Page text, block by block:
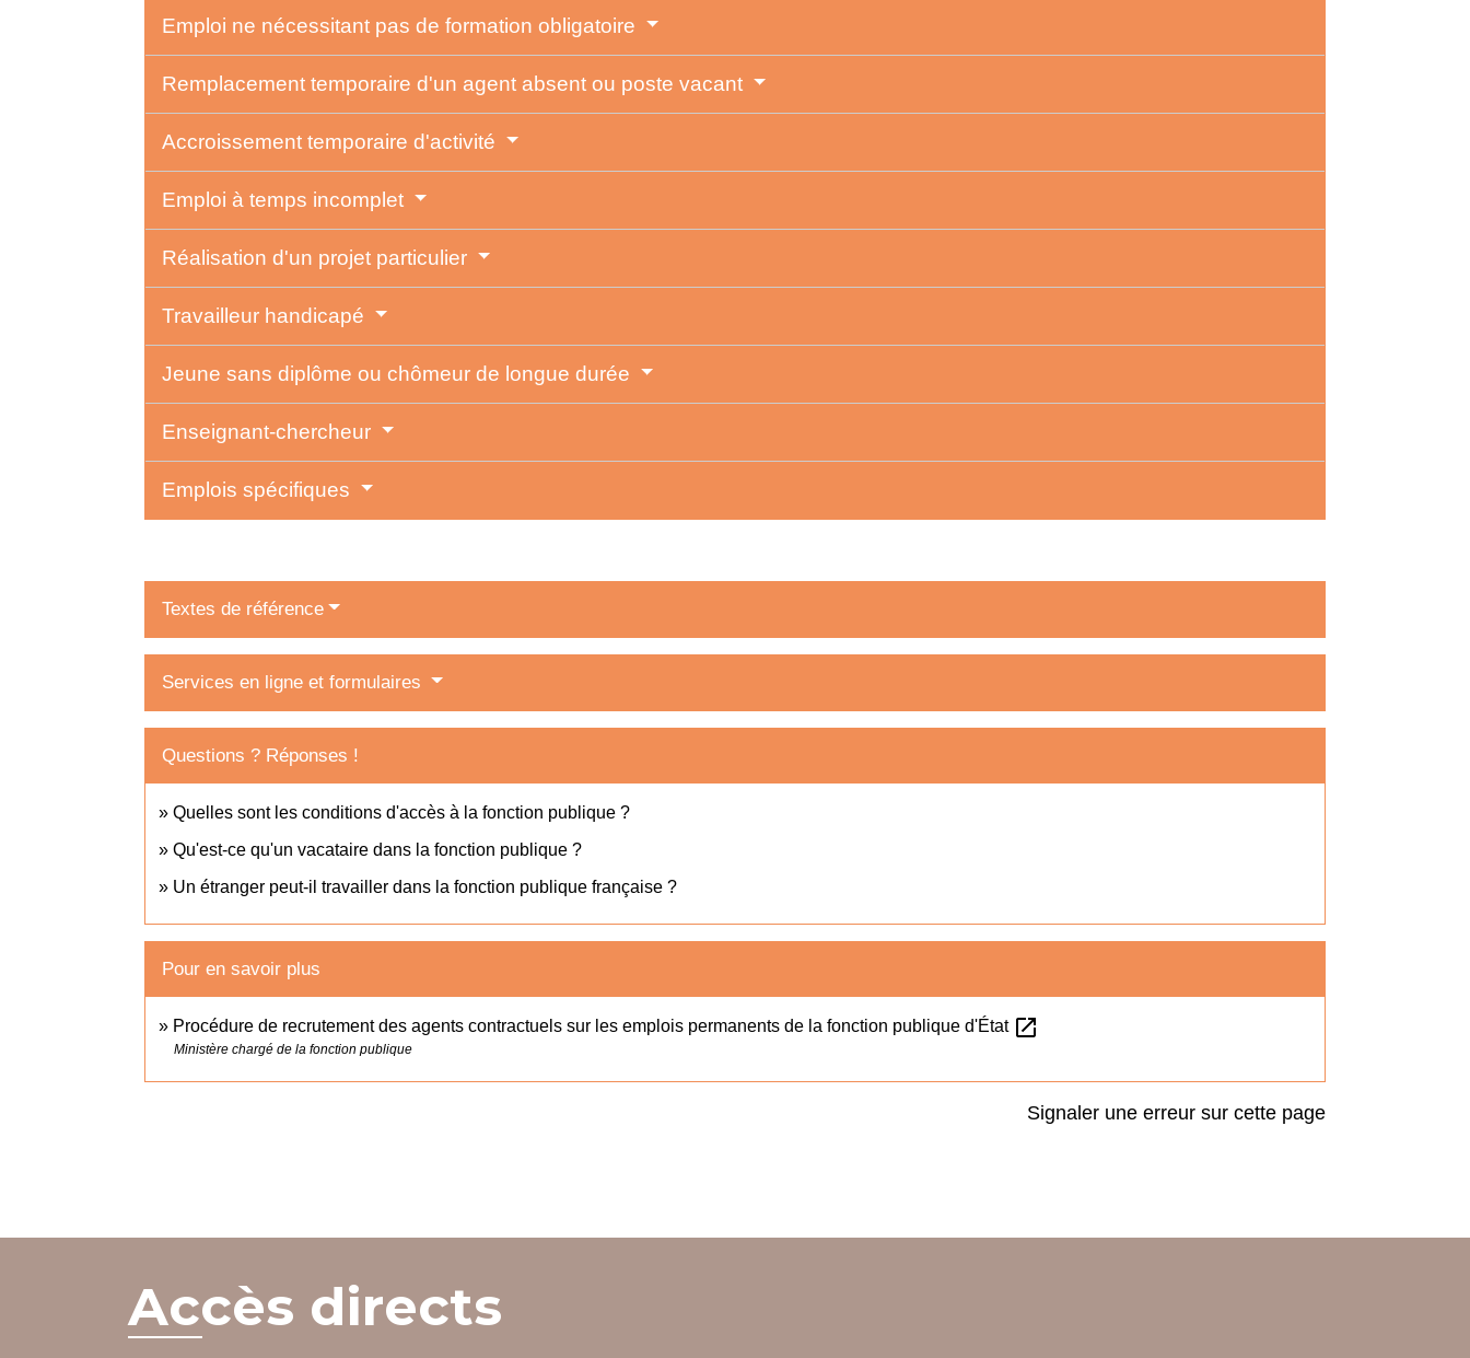
Emploi ne nécessitant pas de formation obligatoire
Remplacement temporaire d'un agent absent ou poste vacant
Accroissement temporaire d'activité
Emploi à temps incomplet
Réalisation d'un projet particulier
Travailleur handicapé
Jeune sans diplôme ou chômeur de longue durée
Enseignant-chercheur
Emplois spécifiques
Textes de référence
Services en ligne et formulaires
Questions ? Réponses !
Quelles sont les conditions d'accès à la fonction publique ?
Qu'est-ce qu'un vacataire dans la fonction publique ?
Un étranger peut-il travailler dans la fonction publique française ?
Pour en savoir plus
Procédure de recrutement des agents contractuels sur les emplois permanents de la fonction publique d'État open_in_new
Ministère chargé de la fonction publique
Signaler une erreur sur cette page
Accès directs